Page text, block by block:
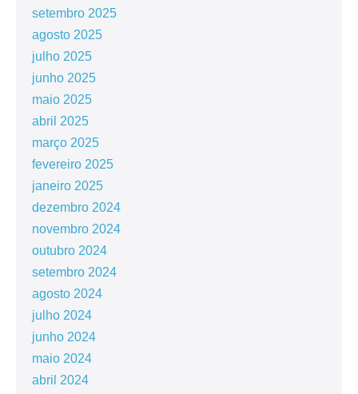
setembro 2025
agosto 2025
julho 2025
junho 2025
maio 2025
abril 2025
março 2025
fevereiro 2025
janeiro 2025
dezembro 2024
novembro 2024
outubro 2024
setembro 2024
agosto 2024
julho 2024
junho 2024
maio 2024
abril 2024